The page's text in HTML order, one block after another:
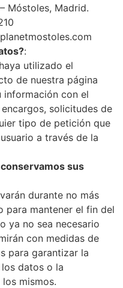
Móstoles, Madrid.
:
utilizado el
de nuestra página
información con el
solicitudes de
tipo de petición que
a través de la
sus
durante no más
para mantener el fin del
ya no sea necesario
con medidas de
para garantizar la
datos o la
mismos.